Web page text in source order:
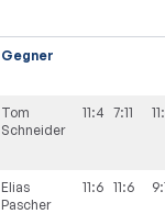
Gegner
Tom
Schneider
11:4 7:11
Elias
Pascher
11:6 11:6